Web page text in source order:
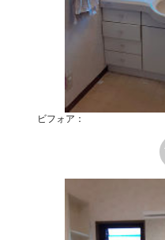
ビフォア：